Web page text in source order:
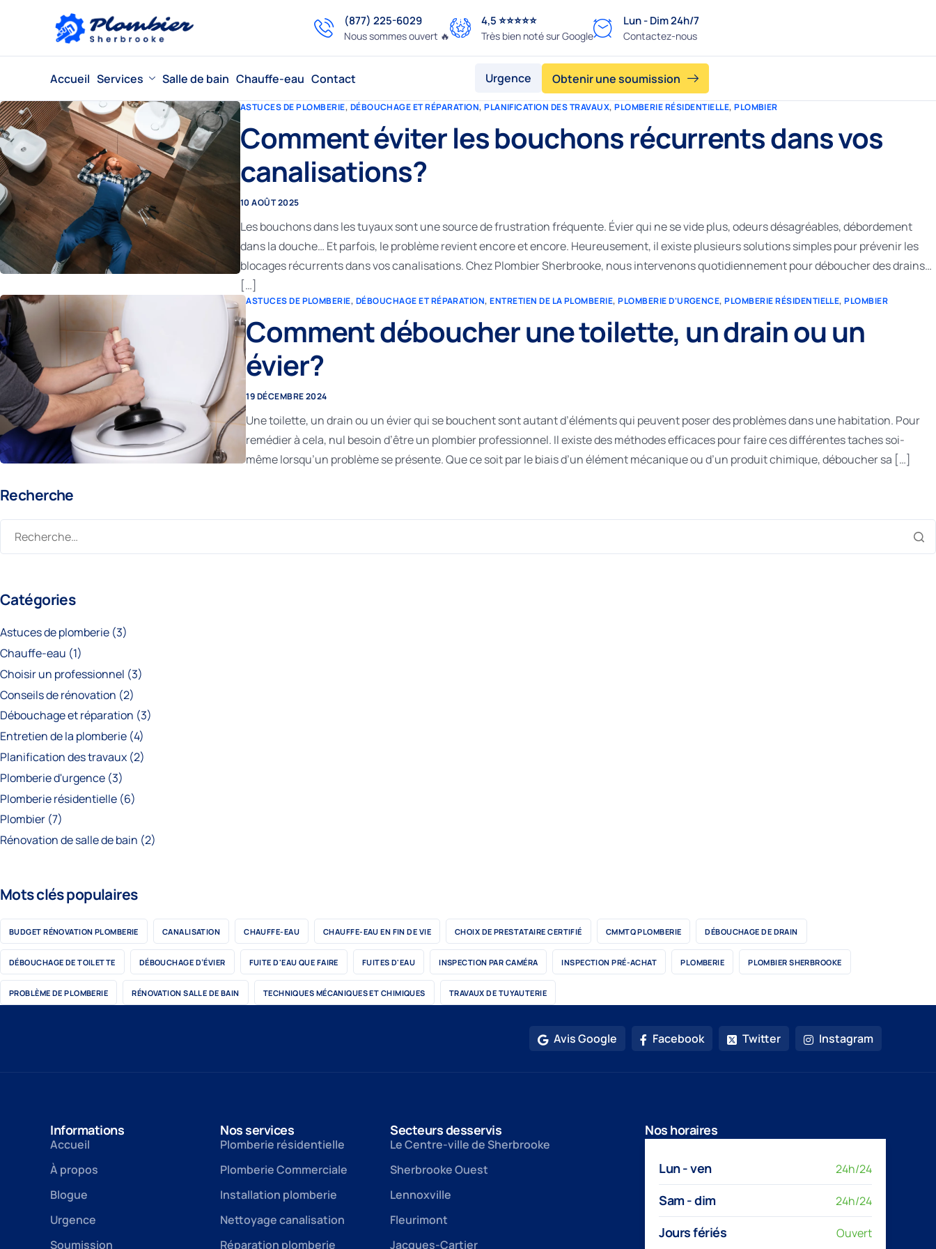
(877) 225-6029
Nous sommes ouvert 🔥
4,5 ⭐️⭐️⭐️⭐️⭐️
Très bien noté sur Google
Lun - Dim 24h/7
Contactez-nous
Accueil Services Salle de bain Chauffe-eau Contact Urgence Obtenir une soumission
ASTUCES DE PLOMBERIE, DÉBOUCHAGE ET RÉPARATION,PLANIFICATION DES TRAVAUX,PLOMBERIE RÉSIDENTIELLE,PLOMBIER
Comment éviter les bouchons récurrents dans vos
canalisations?
10 AOÛT 2025
Les bouchons dans les tuyaux sont une source de frustration fréquente. Évier qui ne se vide plus, odeurs désagréables, débordement
dans la douche… Et parfois, le problème revient encore et encore. Heureusement, il existe plusieurs solutions simples pour prévenir les
blocages récurrents dans vos canalisations. Chez Plombier Sherbrooke, nous intervenons quotidiennement pour déboucher des drains…
[…]
ASTUCES DE PLOMBERIE, DÉBOUCHAGE ET RÉPARATION,ENTRETIEN DE LA PLOMBERIE,PLOMBERIE D'URGENCE,PLOMBERIE RÉSIDENTIELLE,PLOMBIER
Comment déboucher une toilette, un drain ou un
évier?
19 DÉCEMBRE 2024
Une toilette, un drain ou un évier qui se bouchent sont autant d’éléments qui peuvent poser des problèmes dans une habitation. Pour
remédier à cela, nul besoin d’être un plombier professionnel. Il existe des méthodes efficaces pour faire ces différentes taches soi-
même lorsqu’un problème se présente. Que ce soit par le biais d’un élément mécanique ou d’un produit chimique, déboucher sa […]
Recherche
Catégories
Astuces de plomberie (3)
Chauffe-eau (1)
Choisir un professionnel (3)
Conseils de rénovation (2)
Débouchage et réparation (3)
Entretien de la plomberie (4)
Planification des travaux (2)
Plomberie d'urgence (3)
Plomberie résidentielle (6)
Plombier (7)
Rénovation de salle de bain (2)
Mots clés populaires
BUDGET RÉNOVATION PLOMBERIE CANALISATION CHAUFFE-EAU CHAUFFE-EAU EN FIN DE VIE CHOIX DE PRESTATAIRE CERTIFIÉ CMMTQ PLOMBERIE DÉBOUCHAGE DE DRAIN
DÉBOUCHAGE DE TOILETTE DÉBOUCHAGE D’ÉVIER FUITE D'EAU QUE FAIRE FUITES D'EAU INSPECTION PAR CAMÉRA INSPECTION PRÉ-ACHAT PLOMBERIE PLOMBIER SHERBROOKE
PROBLÈME DE PLOMBERIE RÉNOVATION SALLE DE BAIN TECHNIQUES MÉCANIQUES ET CHIMIQUES TRAVAUX DE TUYAUTERIE
Avis Google Facebook Twitter Instagram
Informations
Accueil
À propos
Blogue
Urgence
Soumission
Nos services
Plomberie résidentielle
Plomberie Commerciale
Installation plomberie
Nettoyage canalisation
Réparation plomberie
Secteurs desservis
Le Centre-ville de Sherbrooke
Sherbrooke Ouest
Lennoxville
Fleurimont
Jacques-Cartier
Nos horaires
Lun - ven 24h/24
Sam - dim 24h/24
Jours fériés Ouvert